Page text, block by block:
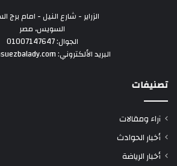
الزراير - شارع النيل - امام برج
السويس، مصر
الجوال: 01007147647
البريد الألكتروني: admin@suezbalady.com
تصنيفات
آراء ومقالات
أخبار الحوادث
أخبار الرياضة